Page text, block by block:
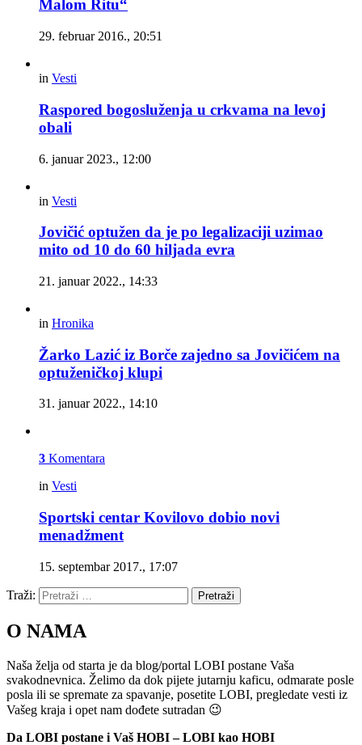
Malom Ritu“
29. februar 2016., 20:51
in Vesti
Raspored bogosluženja u crkvama na levoj
obali
6. januar 2023., 12:00
in Vesti
Jovičić optužen da je po legalizaciji uzimao
mito od 10 do 60 hiljada evra
21. januar 2022., 14:33
in Hronika
Žarko Lazić iz Borče zajedno sa Jovičićem na
optuženičkoj klupi
31. januar 2022., 14:10
3 Komentara
in Vesti
Sportski centar Kovilovo dobio novi
menadžment
15. septembar 2017., 17:07
Traži: Pretraži
O NAMA
Naša želja od starta je da blog/portal LOBI postane Vaša
svakodnevnica. Želimo da dok pijete jutarnju kaficu, odmarate posle
posla ili se spremate za spavanje, posetite LOBI, pregledate vesti iz
Vašeg kraja i opet nam dođete sutradan 😉
Da LOBI postane i Vaš HOBI – LOBI kao HOBI